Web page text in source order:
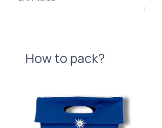
Price
UAH
How to pack?